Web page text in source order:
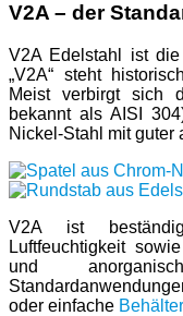
V2A – der
V2A Edelstahl ist
„V2A“ steht
Meist verbirgt sich
bekannt als AISI
Nickel-Stahl mit guter
V2A ist
Luftfeuchtigkeit
und
oder einfache Behälter